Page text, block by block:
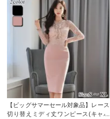
【ビッグサマーセール対象品】レース
切り替えミディ丈ワンピース(キャバ